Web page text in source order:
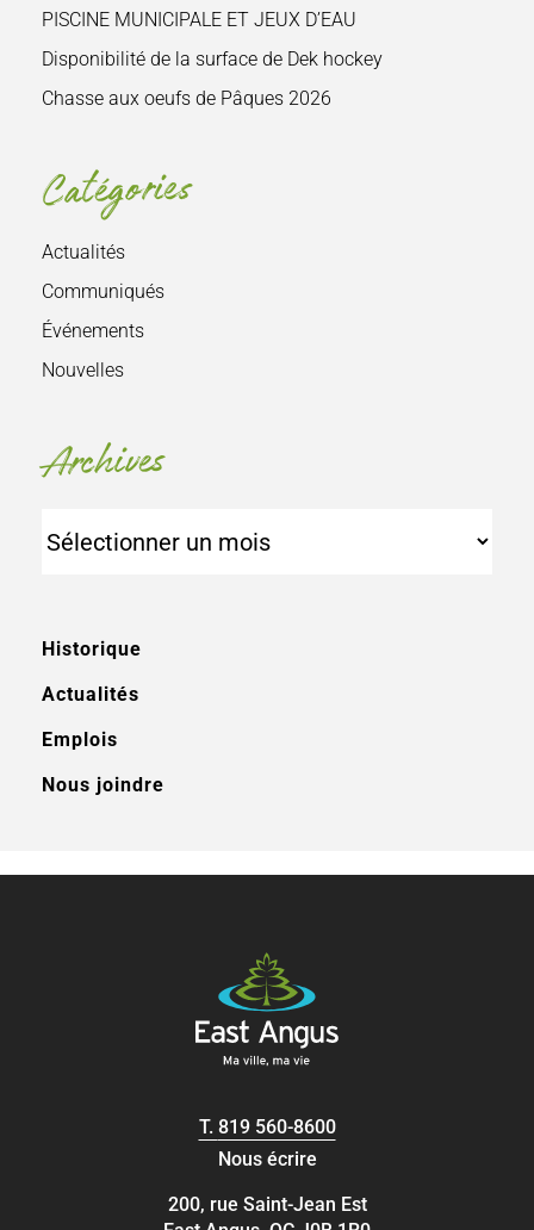
PISCINE MUNICIPALE ET JEUX D’EAU
Disponibilité de la surface de Dek hockey
Chasse aux oeufs de Pâques 2026
Catégories
Actualités
Communiqués
Événements
Nouvelles
Archives
Historique
Actualités
Emplois
Nous joindre
T. 819 560-8600
Nous écrire
200, rue Saint-Jean Est